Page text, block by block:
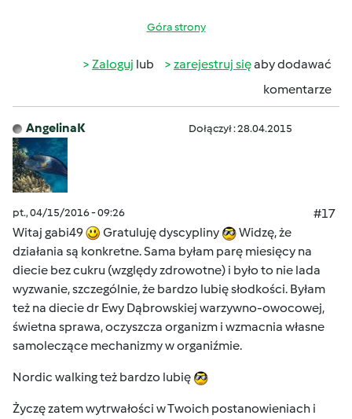
Góra strony
Zaloguj lub zarejestruj sięaby dodawać
komentarze
AngelinaK Dołączył : 28.04.2015
pt., 04/15/2016 - 09:26
#17
Witaj gabi49
Gratuluję dyscypliny
Widzę, że
działania są konkretne. Sama byłam parę miesięcy na
diecie bez cukru (względy zdrowotne) i było to nie lada
wyzwanie, szczególnie, że bardzo lubię słodkości. Byłam
też na diecie dr Ewy Dąbrowskiej warzywno-owocowej,
świetna sprawa, oczyszcza organizm i wzmacnia własne
samoleczące mechanizmy w organiźmie.
Nordic walking też bardzo lubię
Życzę zatem wytrwałości w Twoich postanowieniach i